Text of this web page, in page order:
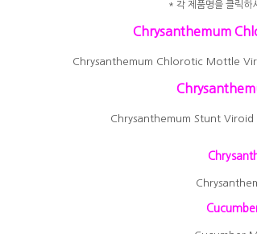
* 각 제품명을 클릭하
Chrysanthemum
Chrysanthemum Chlorotic Mottle
Chrysanthemum Stunt Viroid